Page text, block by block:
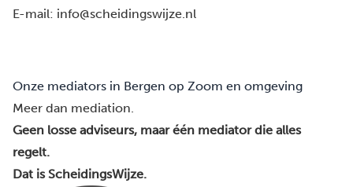
E-mail: info@scheidingswijze.nl
Onze mediators in Bergen op Zoom en omgeving
Meer dan mediation.
Geen losse adviseurs, maar één mediator die alles
regelt.
Dat is ScheidingsWijze.